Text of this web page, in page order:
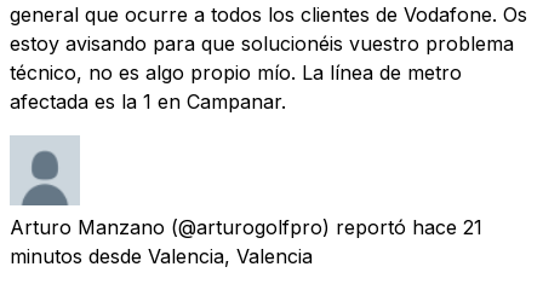
general que ocurre a todos los clientes de Vodafone. Os
estoy avisando para que solucionéis vuestro problema
técnico, no es algo propio mío. La línea de metro
afectada es la 1 en Campanar.
Arturo Manzano (@arturogolfpro) reportó hace 21
minutos desde Valencia, Valencia